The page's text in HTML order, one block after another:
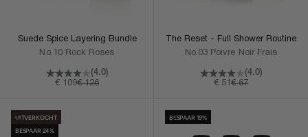
Suede Spice Layering Bundle
No.10 Rock Roses
(4.0)
Aanbiedingsprijs
€ 109Normale prijs
€ 126
The Reset - Full Shower Routine
No.03 Poivre Noir Frais
(4.0)
Aanbiedingsprijs
€ 51 Normale prijs
€ 67
UITVERKOCHT
BESPAAR 24%
Mij melden BESPAAR 19%
In Winkelmand